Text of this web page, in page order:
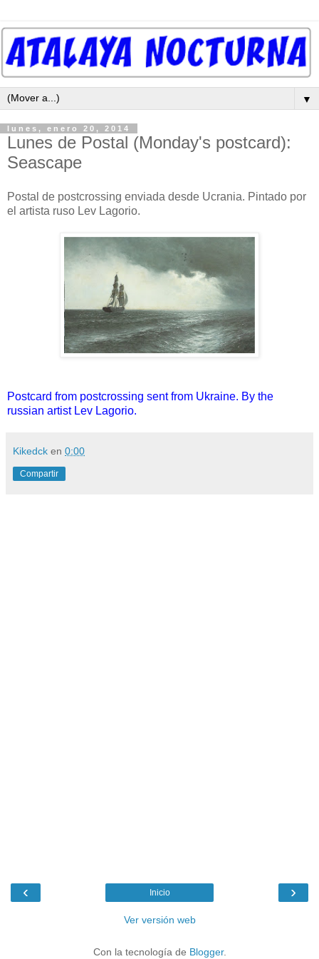
▼
lunes, enero 20, 2014
Lunes de Postal (Monday's postcard):
Seascape
Postal de postcrossing enviada desde Ucrania. Pintado por
el artista ruso Lev Lagorio.
Postcard from postcrossing sent from Ukraine. By the
russian artist Lev Lagorio.
Kikedck en 0:00
Compartir
‹ ›
Inicio
Ver versión web
Con la tecnología de Blogger.